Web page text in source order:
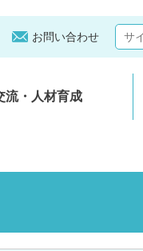
お問い合わせ
流・人材育成